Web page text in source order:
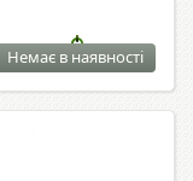
Немає в наявності